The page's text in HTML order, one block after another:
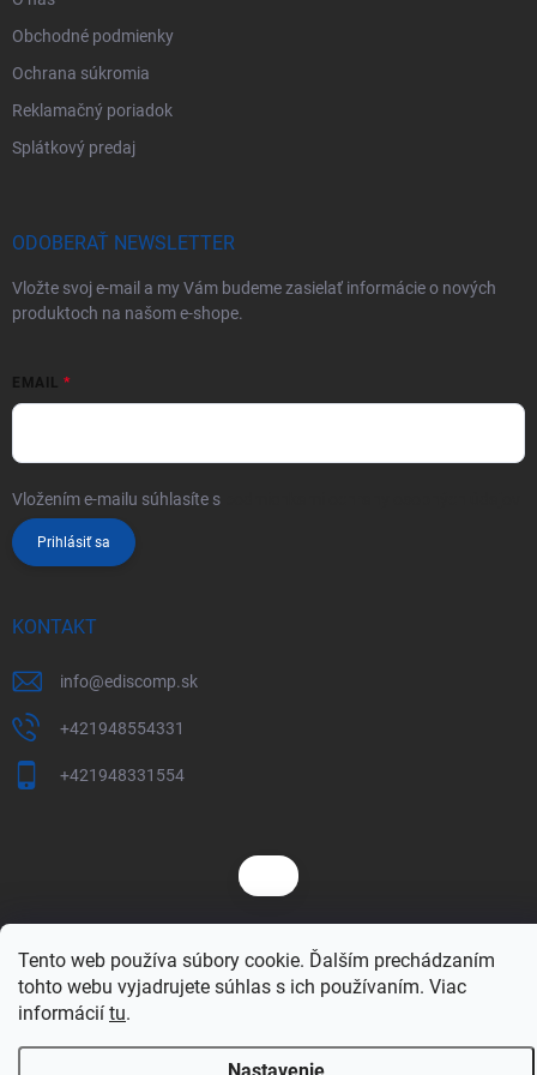
Tento web používa súbory cookie. Ďalším prechádzaním
tohto webu vyjadrujete súhlas s ich používaním. Viac
informácií tu.
Obchodné podmienky
Ochrana súkromia
Reklamačný poriadok
Splátkový predaj
ODOBERAŤ NEWSLETTER
Vložte svoj e-mail a my Vám budeme zasielať informácie o nových
produktoch na našom e-shope.
EMAIL
Vložením e-mailu súhlasíte s
Prihlásiť sa
KONTAKT
info@ediscomp.sk
+421948554331
+421948331554
Copyright 2026ediscomp. Všetky práva vyhradené. Upraviť nastavenie
cookies